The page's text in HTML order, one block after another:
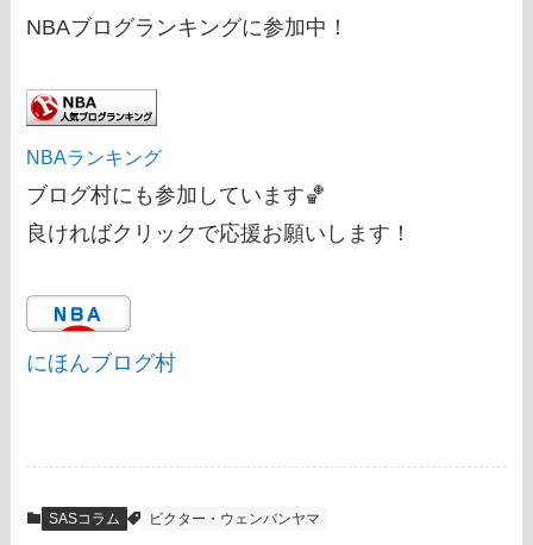
NBAブログランキングに参加中！
NBAランキング
ブログ村にも参加しています🏀
良ければクリックで応援お願いします！
にほんブログ村
SASコラム ビクター・ウェンバンヤマ